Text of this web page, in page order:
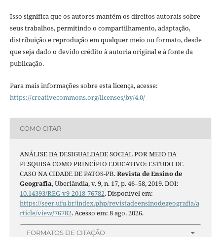
Isso significa que os autores mantêm os direitos autorais sobre
seus trabalhos, permitindo o compartilhamento, adaptação,
distribuição e reprodução em qualquer meio ou formato, desde
que seja dado o devido crédito à autoria original e à fonte da
publicação.
Para mais informações sobre esta licença, acesse:
https://creativecommons.org/licenses/by/4.0/
COMO CITAR
ANÁLISE DA DESIGUALDADE SOCIAL POR MEIO DA
PESQUISA COMO PRINCÍPIO EDUCATIVO: ESTUDO DE
CASO NA CIDADE DE PATOS-PB.Revista de Ensino de
Geografia, Uberlândia, v. 9, n. 17, p. 46–58, 2019. DOI:
10.14393/REG-v9-2018-76782. Disponível em:
https://seer.ufu.br/index.php/revistadeensinodegeografia/a
rticle/view/76782. Acesso em: 8 ago. 2026.
FORMATOS DE CITAÇÃO